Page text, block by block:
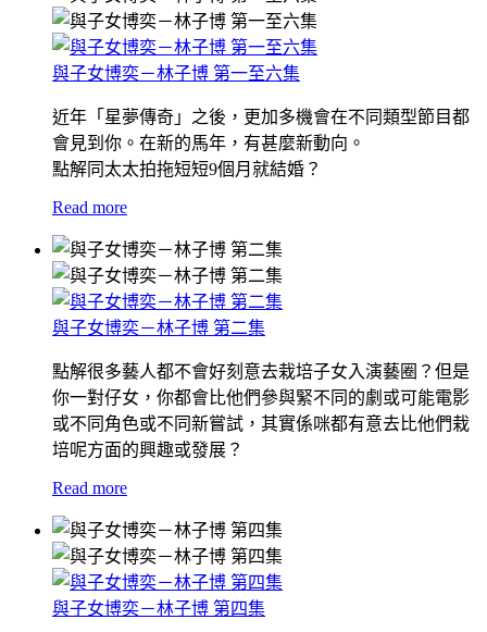
與子女博奕－林子博 第一至六集
近年「星夢傳奇」之後，更加多機會在不同類型節目都
會見到你。在新的馬年，有甚麼新動向。
點解同太太拍拖短短9個月就結婚？
Read more
與子女博奕－林子博 第二集
點解很多藝人都不會好刻意去栽培子女入演藝圈？但是
你一對仔女，你都會比他們參與緊不同的劇或可能電影
或不同角色或不同新嘗試，其實係咪都有意去比他們栽
培呢方面的興趣或發展？
Read more
與子女博奕－林子博 第四集